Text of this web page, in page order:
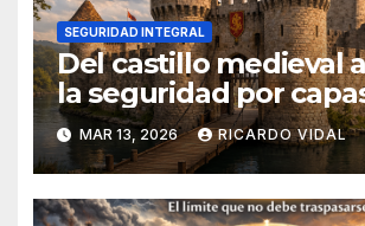
SEGURIDAD INTEGRAL
Del castillo medieval
la seguridad por
MAR 13, 2026 RICARDO VIDAL